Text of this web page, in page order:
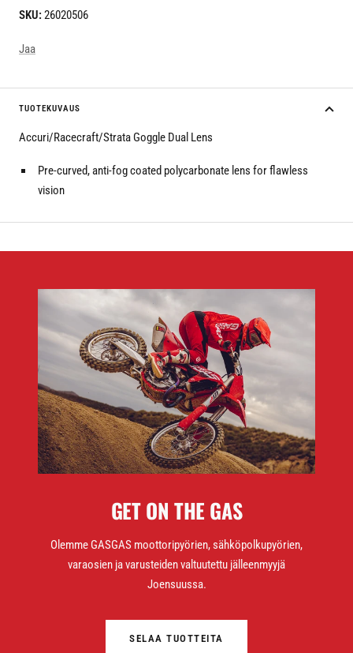
SKU: 26020506
Jaa
TUOTEKUVAUS
Accuri/Racecraft/Strata Goggle Dual Lens
Pre-curved, anti-fog coated polycarbonate lens for flawless
vision
GET ON THE GAS
Olemme GASGAS moottoripyörien, sähköpolkupyörien,
varaosien ja varusteiden valtuutettu jälleenmyyjä
Joensuussa.
SELAA TUOTTEITA